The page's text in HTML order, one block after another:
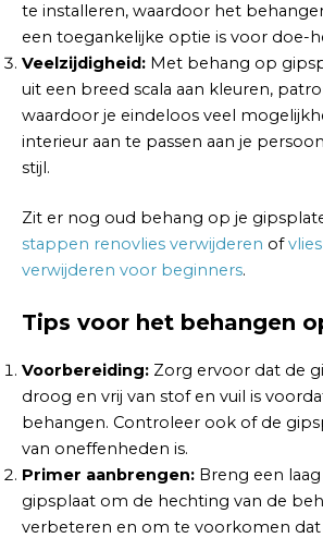
te installeren, waardoor het
een toegankelijke optie is voor doe-
Veelzijdigheid: Met behang op
uit een breed scala aan kleuren,
waardoor je eindeloos veel
interieur aan te passen aan je
stijl.
Zit er nog oud behang op je
stappen renovlies verwijderen of
verwijderen voor beginners.
Tips voor het behangen
Voorbereiding: Zorg ervoor dat de
droog en vrij van stof en vuil is
behangen. Controleer ook of de
van oneffenheden is.
Primer aanbrengen: Breng een
gipsplaat om de hechting van de
verbeteren en om te voorkomen